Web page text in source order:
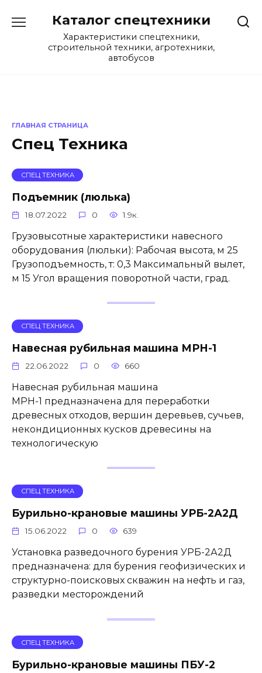
содержанию
Каталог спецтехники
Характеристики спецтехники,
строительной техники, агротехники,
автобусов
ГЛАВНАЯ СТРАНИЦА
Спец Техника
СПЕЦ ТЕХНИКА
Подъемник (люлька)
18.07.2022 0 1.9к.
Грузовысотные характеристики навесного
оборудования (люльки): Рабочая высота, м 25
Грузоподъемность, т: 0,3 Максимальный вылет,
м 15 Угол вращения поворотной части, град.
СПЕЦ ТЕХНИКА
Навесная рубильная машина МРН-1
22.06.2022 0 660
Навесная рубильная машина
МРН-1 предназначена для переработки
древесных отходов, вершин деревьев, сучьев,
некондиционных кусков древесины на
технологическую
СПЕЦ ТЕХНИКА
Бурильно-крановые машины УРБ-2А2Д
15.06.2022 0 639
Установка разведочного бурения УРБ-2А2Д
предназначена: для бурения геофизических и
структурно-поисковых скважин на нефть и газ,
разведки месторождений
СПЕЦ ТЕХНИКА
Бурильно-крановые машины ПБУ-2